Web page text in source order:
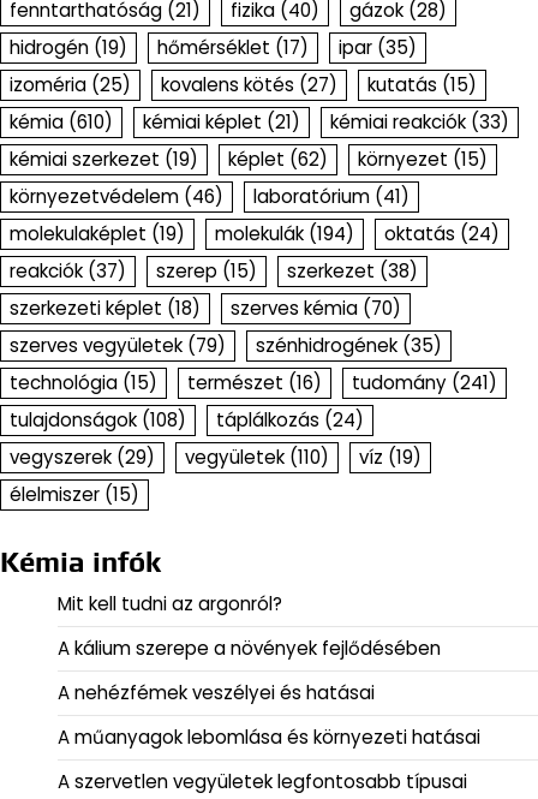
fenntarthatóság (21) fizika (40) gázok (28)
hidrogén (19) hőmérséklet (17) ipar (35)
izoméria (25) kovalens kötés (27) kutatás (15)
kémia (610) kémiai képlet (21) kémiai reakciók (33)
kémiai szerkezet (19) képlet (62) környezet (15)
környezetvédelem (46) laboratórium (41)
molekulaképlet (19) molekulák (194) oktatás (24)
reakciók (37) szerep (15) szerkezet (38)
szerkezeti képlet (18) szerves kémia (70)
szerves vegyületek (79) szénhidrogének (35)
technológia (15) természet (16) tudomány (241)
tulajdonságok (108) táplálkozás (24)
vegyszerek (29) vegyületek (110) víz (19)
élelmiszer (15)
Kémia infók
Mit kell tudni az argonról?
A kálium szerepe a növények fejlődésében
A nehézfémek veszélyei és hatásai
A műanyagok lebomlása és környezeti hatásai
A szervetlen vegyületek legfontosabb típusai